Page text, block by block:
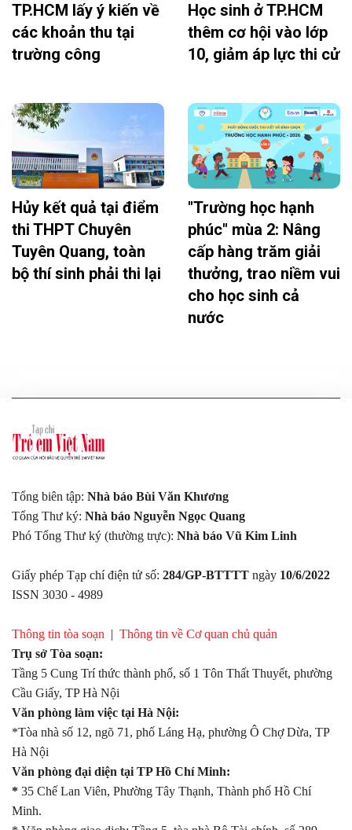
TP.HCM lấy ý kiến về
các khoản thu tại
trường công
Học sinh ở TP.HCM
thêm cơ hội vào lớp
10, giảm áp lực thi cử
Hủy kết quả tại điểm
thi THPT Chuyên
Tuyên Quang, toàn
bộ thí sinh phải thi lại
"Trường học hạnh
phúc" mùa 2: Nâng
cấp hàng trăm giải
thưởng, trao niềm vui
cho học sinh cả
nước
Tổng biên tập: Nhà báo Bùi Văn Khương
Tổng Thư ký: Nhà báo Nguyễn Ngọc Quang
Phó Tổng Thư ký (thường trực): Nhà báo Vũ Kim Linh
Giấy phép Tạp chí điện tử số: 284/GP-BTTTT ngày 10/6/2022
ISSN 3030 - 4989
Thông tin tòa soạn | Thông tin về Cơ quan chủ quản
Trụ sở Tòa soạn:
Tầng 5 Cung Trí thức thành phố, số 1 Tôn Thất Thuyết, phường
Cầu Giấy, TP Hà Nội
Văn phòng làm việc tại Hà Nội:
*Tòa nhà số 12, ngõ 71, phố Láng Hạ, phường Ô Chợ Dừa, TP
Hà Nội
Văn phòng đại diện tại TP Hồ Chí Minh:
* 35 Chế Lan Viên, Phường Tây Thạnh, Thành phố Hồ Chí
Minh.